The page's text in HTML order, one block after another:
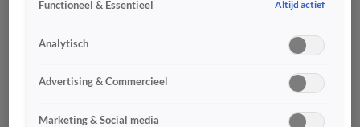
Functioneel & Essentieel Altijd actief
Analytisch
Advertising & Commercieel
Marketing & Social media